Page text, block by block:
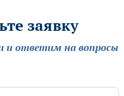
заявку
и ответим на вопросы